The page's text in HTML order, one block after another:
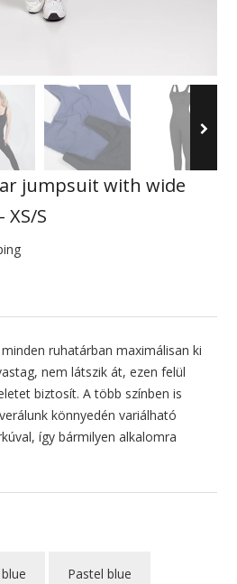
jumpsuit with wide
XS/S
ruhatárban maximálisan ki
nem látszik át, ezen felül
biztosít. A több színben is
könnyedén variálható
így bármilyen alkalomra
Pastel blue